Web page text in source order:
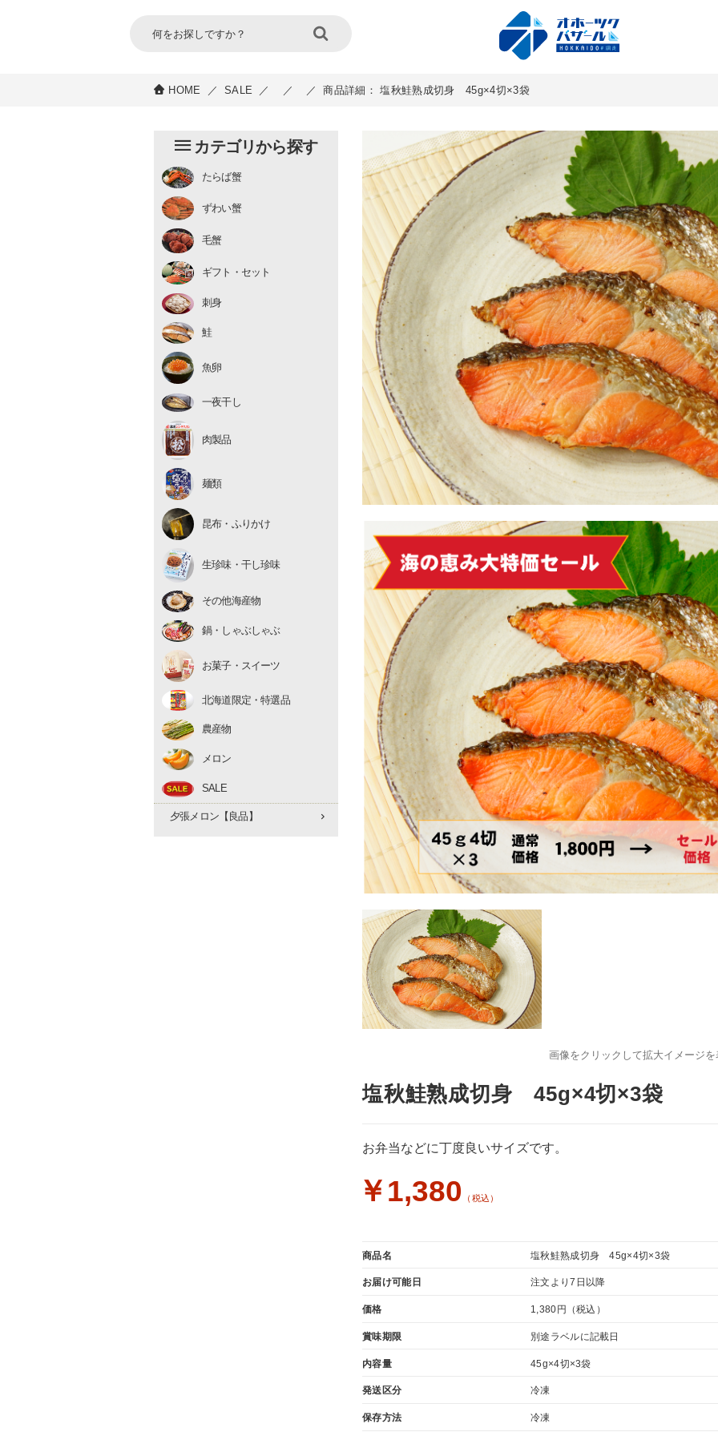
HOME ／ SALE ／ ／ ／ 商品詳細： 塩秋鮭熟成切身 45g×4切×3袋
カテゴリから探す
たらば蟹
チルド
むき身 ずわい蟹
むき身
生冷凍 毛蟹
チルド
ギフト・セット
刺身
鮭
魚卵
いくら
たらこ・明太子
数の子
一夜干し
肉製品
麺類
昆布・ふりかけ
生珍味・干し珍味
生珍味
干し珍味
その他海産物
鍋・しゃぶしゃぶ
お菓子・スイーツ
北海道限定・特選品
農産物
アスパラ
とうもろこし
たまねぎ
早期予約 10月下旬
メロン
赤肉メロン
夕張メロン【優品】
夕張メロン【良品】
SALE
画像をクリックして拡大イメージを
塩秋鮭熟成切身 45g×4切×3袋
お弁当などに丁度良いサイズです。
￥1,380 （税込）
商品名 塩秋鮭熟成切身 45g×4切×3袋
お届け可能日 注文より7日以降
価格 1,380円 （税込）
賞味期限 別途ラベルに記載日
内容量 45g×4切×3袋
発送区分 冷凍
保存方法 冷凍